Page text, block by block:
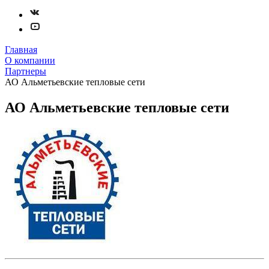
Главная
О компании
Партнеры
АО Альметьевские тепловые сети
АО Альметьевские тепловые сети